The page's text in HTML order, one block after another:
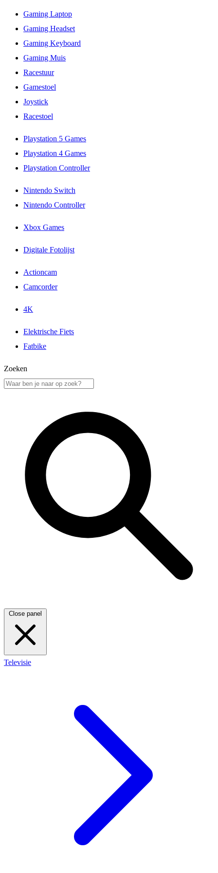
Gaming Laptop
Gaming Headset
Gaming Keyboard
Gaming Muis
Racestuur
Gamestoel
Joystick
Racestoel
Playstation 5 Games
Playstation 4 Games
Playstation Controller
Nintendo Switch
Nintendo Controller
Xbox Games
Digitale Fotolijst
Actioncam
Camcorder
4K
Elektrische Fiets
Fatbike
Zoeken
Close panel
Televisie